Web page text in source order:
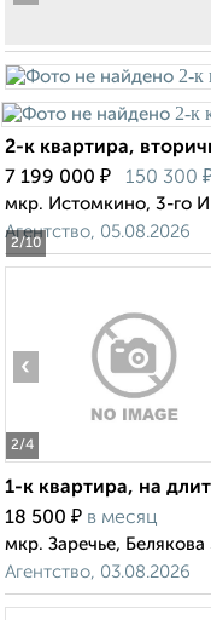
2/10
2-к квартира,
7 199 000 ₽ 150 300
мкр. Истомкино, 3-го
Агентство, 05.08.2026
2/4
‹
1-к квартира, на
18 500 ₽ в месяц
мкр. Заречье, Белякова
Агентство, 03.08.2026